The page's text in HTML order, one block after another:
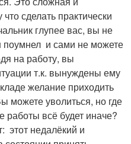
сделать практически
глупее вас, вы не
поумнел и сами не можете
на работу, вы
т.к. вынуждены ему
желание приходить
можете уволиться, но где
работы всё будет иначе?
этот недалёкий и